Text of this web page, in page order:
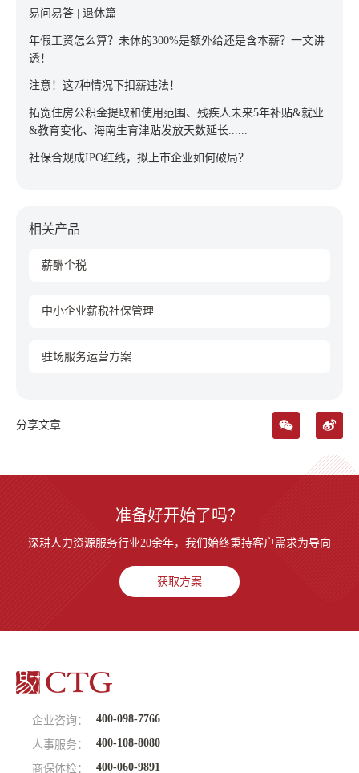
易问易答 | 退休篇
年假工资怎么算？未休的300%是额外给还是含本薪？一文讲
透！
注意！这7种情况下扣薪违法！
拓宽住房公积金提取和使用范围、残疾人未来5年补贴&就业
&教育变化、海南生育津贴发放天数延长......
社保合规成IPO红线，拟上市企业如何破局？
相关产品
薪酬个税
中小企业薪税社保管理
驻场服务运营方案
分享文章
准备好开始了吗？
深耕人力资源服务行业20余年，我们始终秉持客户需求为导向
获取方案
企业咨询： 400-098-7766
人事服务： 400-108-8080
商保体检： 400-060-9891